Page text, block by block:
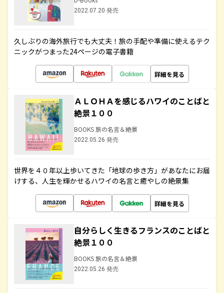
2022.07.20 発売
久しぶりの海外旅行でも大丈夫！旅の手配や準備に使えるテク
ニックがつまった24ページの電子書籍
詳細を見る
ＡＬＯＨＡを感じるハワイのことばと
絶景１００
BOOKS 旅の名言＆絶景
2022.05.26 発売
世界を４０年以上歩いてきた「地球の歩き方」があなたにお届
けする、人生を輝かせるハワイの名言と癒やしの絶景集
詳細を見る
自分らしく生きるフランスのことばと
絶景１００
BOOKS 旅の名言＆絶景
2022.05.26 発売